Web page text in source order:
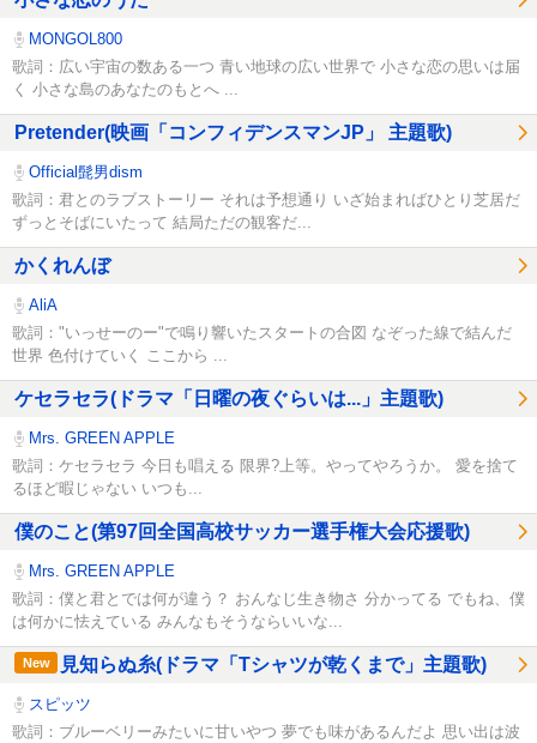
MONGOL800
歌詞：広い宇宙の数ある一つ 青い地球の広い世界で 小さな恋の思いは届
く 小さな島のあなたのもとへ ...
Pretender(映画「コンフィデンスマンJP」 主題歌)
Official髭男dism
歌詞：君とのラブストーリー それは予想通り いざ始まればひとり芝居だ
ずっとそばにいたって 結局ただの観客だ...
かくれんぼ
AliA
歌詞："いっせーのー"で鳴り響いたスタートの合図 なぞった線で結んだ
世界 色付けていく ここから ...
ケセラセラ(ドラマ「日曜の夜ぐらいは...」主題歌)
Mrs. GREEN APPLE
歌詞：ケセラセラ 今日も唱える 限界?上等。やってやろうか。 愛を捨て
るほど暇じゃない いつも...
僕のこと(第97回全国高校サッカー選手権大会応援歌)
Mrs. GREEN APPLE
歌詞：僕と君とでは何が違う？ おんなじ生き物さ 分かってる でもね、僕
は何かに怯えている みんなもそうならいいな...
New 見知らぬ糸(ドラマ「Tシャツが乾くまで」主題歌)
スピッツ
歌詞：ブルーベリーみたいに甘いやつ 夢でも味があるんだよ 思い出は波